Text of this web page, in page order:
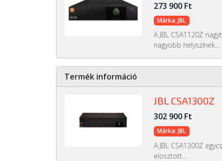
273 900 Ft
Márka: JBL
A JBL CSA1120Z
nagyobb helyszínek...
Termék információ
JBL CSA1300Z
302 900 Ft
Márka: JBL
A JBL CSA1300Z
elosztott...